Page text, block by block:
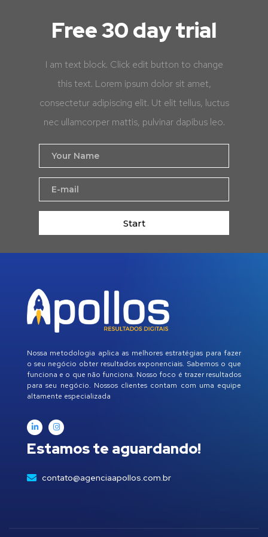
Free 30 day trial
I am text block. Click edit button to change
this text. Lorem ipsum dolor sit amet,
consectetur adipiscing elit. Ut elit tellus, luctus
nec ullamcorper mattis, pulvinar dapibus leo.
Start
Nossa metodologia aplica as melhores estratégias para fazer
o seu negócio obter resultados exponenciais. Sabemos o que
funciona e o que não funciona. Nosso foco é trazer resultados
para seu negócio. Nossos clientes contam com uma equipe
altamente especializada
Estamos te aguardando!
contato@agenciaapollos.com.br